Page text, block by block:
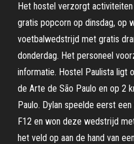
Het hostel verzorgt
gratis popcorn op dinsdag, op
voetbalwedstrijd met gratis
donderdag. Het personeel
informatie. Hostel Paulista ligt
de Arte de São Paulo en op 2
Paulo. Dylan speelde eerst
F12 en won deze wedstrijd
het veld op aan de hand van